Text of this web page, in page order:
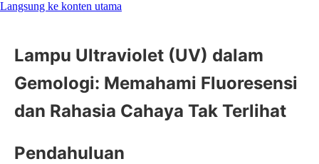
Langsung ke konten utama
Lampu Ultraviolet (UV) dalam
Gemologi: Memahami Fluoresensi
dan Rahasia Cahaya Tak Terlihat
Pendahuluan